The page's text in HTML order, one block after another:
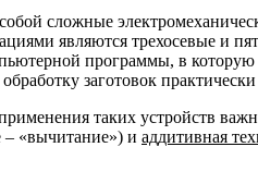
сложные
являются трехосевые и
программы, в которую
заготовок практически
таких устройств
– «вычитание») и аддитивная